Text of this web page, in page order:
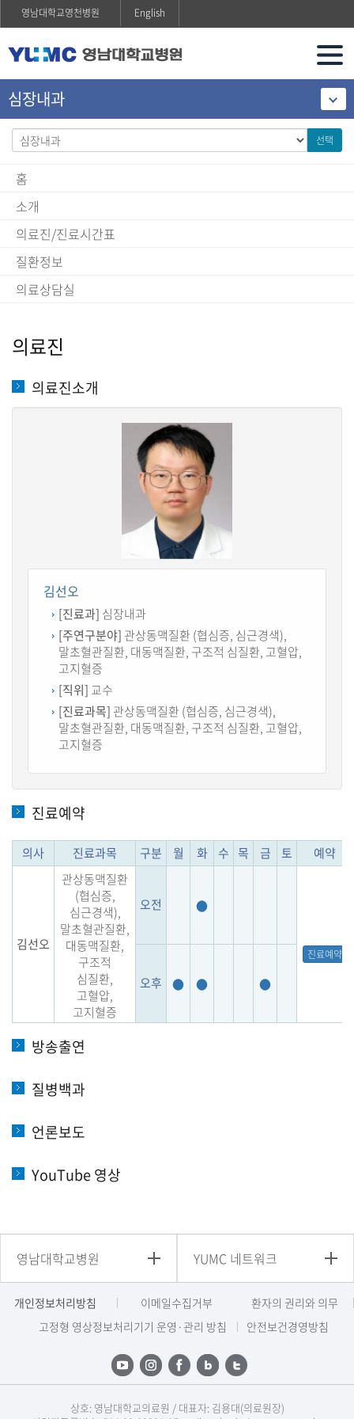
영남대학교영천병원 English
심장내과
선택
홈
소개
의료진/진료시간표
질환정보
의료상담실
의료진
의료진소개
김선오
[진료과] 심장내과
[주연구분야] 관상동맥질환 (협심증, 심근경색),
말초혈관질환, 대동맥질환, 구조적 심질환, 고혈압,
고지혈증
[직위] 교수
[진료과목] 관상동맥질환 (협심증, 심근경색),
말초혈관질환, 대동맥질환, 구조적 심질환, 고혈압,
고지혈증
진료예약
의사 진료과목 구분 월 화 수 목 금 토 예약
김선오
관상동맥질환
(협심증,
심근경색),
말초혈관질환,
대동맥질환,
구조적
심질환,
고혈압,
고지혈증
오전 ●
진료예약
오후 ● ● ●
방송출연
질병백과
언론보도
YouTube 영상
영남대학교병원 YUMC 네트워크
개인정보처리방침 이메일수집거부
환자의 권리와 의무
고정형 영상정보처리기기 운영·관리 방침
안전보건경영방침
상호: 영남대학교의료원 / 대표자: 김용대(의료원장)